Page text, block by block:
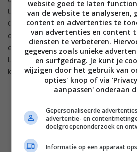
Unlock of de vingerafdruksensor. Ook
Google Assistant op te roepen en
de zijkant zijn op de Nokia 4.2
een Android One-toestel met
Lens. De Nokia 4.2 zal in april op de
kleuren Black en King Sand voor 169
website goed te laten
van de website te analyseren,
content en advertenties te
van advertenties en content
diensten te verbeteren.
gegevens zoals unieke
en surfgedrag. Je kunt je
wijzigen door het gebruik van
opties' knop of via
aanpassen' onderaan
Gepersonaliseerde
advertentie- en
doelgroepenonderzoek en
Informatie op een apparaat